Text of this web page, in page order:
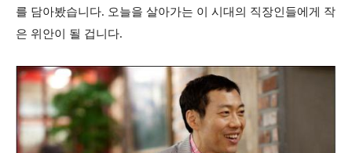
를 담아봤습니다. 오늘을 살아가는 이 시대의 직장인들에게 작
은 위안이 될 겁니다.